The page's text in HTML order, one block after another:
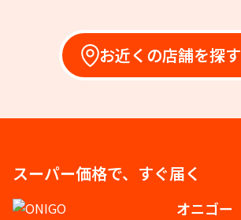
お近くの店舗を探す
スーパー価格で、すぐ届く
オニゴー